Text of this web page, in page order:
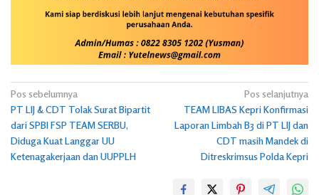
Navigasi
pos
Pos sebelumnya
PT LIJ & CDT Tolak Surat Bipartit
dari SPBI FSP TEAM SERBU,
Diduga Kuat Langgar UU
Ketenagakerjaan dan UUPPLH
Pos selanjutnya
TEAM LIBAS Kepri Konfirmasi
Laporan Limbah B3 di PT LIJ dan
CDT masih Mandek di
Ditreskrimsus Polda Kepri